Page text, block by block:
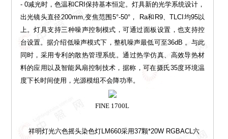
- 0减光时，色温和CRI保持基本恒定。灯具新的光学系统设计，
出光镜头直径200mm,变焦范围5°-50°， Ra和R9、TLCI均95以
上。灯具支持三种噪声控制模式，可通过面板设置，也支持控
台设置。据介绍低噪声模式下，整机噪声最低可至36dB 。与此
同时，采用专利的散热管理系统。通过热学仿真、高效导热材
料的应用以及智能风扇控制技术，据称，可在摄氏35度环境温
度下长时间使用，光源模组不会降功率。
FINE 1700L
祥明灯光六色摇头染色灯LM660采用37颗*20W RGBACL六